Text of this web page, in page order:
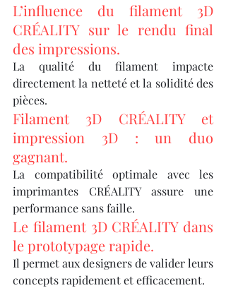
L’influence du filament 3D
CRÉALITY sur le rendu final
des impressions.
La qualité du filament impacte
directement la netteté et la solidité des
pièces.
Filament 3D CRÉALITY et
impression 3D : un duo
gagnant.
La compatibilité optimale avec les
imprimantes CRÉALITY assure une
performance sans faille.
Le filament 3D CRÉALITY dans
le prototypage rapide.
Il permet aux designers de valider leurs
concepts rapidement et efficacement.